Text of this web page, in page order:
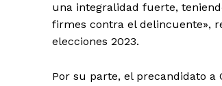
una integralidad fuerte,
firmes contra el delincuente»,
elecciones 2023.
Por su parte, el precandidato a